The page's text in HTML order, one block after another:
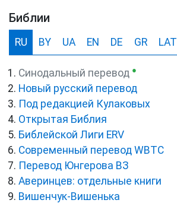
Библии
RU BY UA EN DE GR LAT
Синодальный перевод ●
Новый русский перевод
Под редакцией Кулаковых
Открытая Библия
Библейской Лиги ERV
Cовременный перевод WBTC
Перевод Юнгерова ВЗ
Аверинцев: отдельные книги
Вишенчук-Вишенька